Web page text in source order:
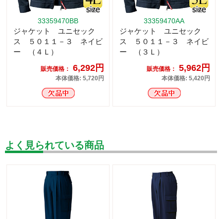
33359470BB
ジャケット ユニセック
ス ５０１１－３ ネイビ
ー （４Ｌ）
販売価格： 6,292円
本体価格: 5,720円
33359470AA
ジャケット ユニセック
ス ５０１１－３ ネイビ
ー （３Ｌ）
販売価格： 5,962円
本体価格: 5,420円
よく見られている商品